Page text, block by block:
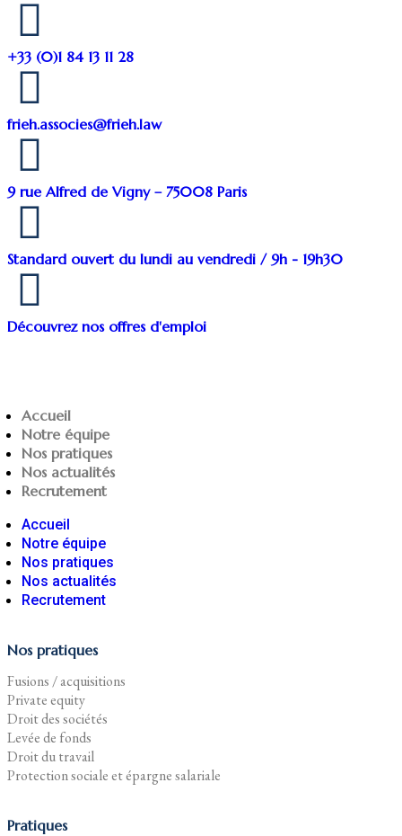
+33 (0)1 84 13 11 28
frieh.associes@frieh.law
9 rue Alfred de Vigny – 75008 Paris
Standard ouvert du lundi au vendredi / 9h - 19h30
Découvrez nos offres d'emploi
Accueil
Notre équipe
Nos pratiques
Nos actualités
Recrutement
Accueil
Notre équipe
Nos pratiques
Nos actualités
Recrutement
Nos pratiques
Fusions / acquisitions
Private equity
Droit des sociétés
Levée de fonds
Droit du travail
Protection sociale et épargne salariale
Pratiques